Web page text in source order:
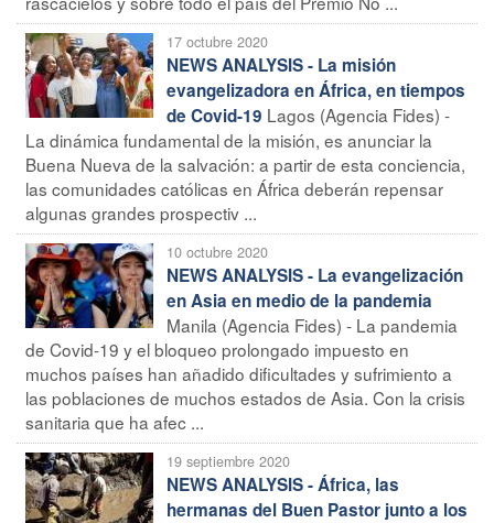
17 octubre 2020
NEWS ANALYSIS - La misión
evangelizadora en África, en tiempos
de Covid-19 Lagos (Agencia Fides) -
La dinámica fundamental de la misión, es anunciar la
Buena Nueva de la salvación: a partir de esta conciencia,
las comunidades católicas en África deberán repensar
algunas grandes prospectiv ...
10 octubre 2020
NEWS ANALYSIS - La evangelización
en Asia en medio de la pandemia
Manila (Agencia Fides) - La pandemia
de Covid-19 y el bloqueo prolongado impuesto en
muchos países han añadido dificultades y sufrimiento a
las poblaciones de muchos estados de Asia. Con la crisis
sanitaria que ha afec ...
19 septiembre 2020
NEWS ANALYSIS - África, las
hermanas del Buen Pastor junto a los